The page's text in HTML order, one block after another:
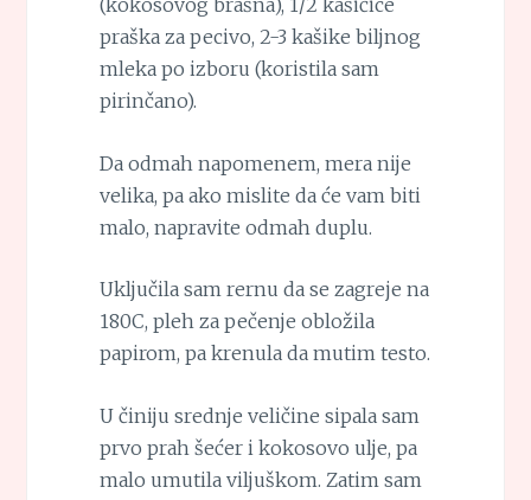
(kokosovog brašna), 1/2 kašičice
praška za pecivo, 2-3 kašike biljnog
mleka po izboru (koristila sam
pirinčano).
Da odmah napomenem, mera nije
velika, pa ako mislite da će vam biti
malo, napravite odmah duplu.
Uključila sam rernu da se zagreje na
180C, pleh za pečenje obložila
papirom, pa krenula da mutim testo.
U činiju srednje veličine sipala sam
prvo prah šećer i kokosovo ulje, pa
malo umutila viljuškom. Zatim sam